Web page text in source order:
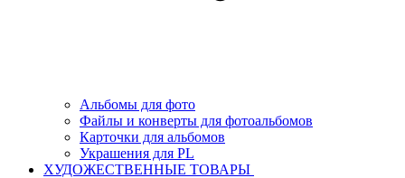
Альбомы для фото
Файлы и конверты для фотоальбомов
Карточки для альбомов
Украшения для PL
ХУДОЖЕСТВЕННЫЕ ТОВАРЫ